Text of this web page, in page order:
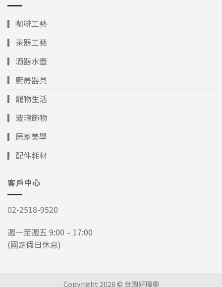
▎咖啡工藝
▎茶器工藝
▎酒器水壺
▎廚房器具
▎寵物生活
▎玻璃飾物
▎居家美學
▎配件耗材
客戶中心
02-2518-9520
週一至週五 9:00 – 17:00
(國定假日休息)
Copyright 2026 © 台灣好璃奧